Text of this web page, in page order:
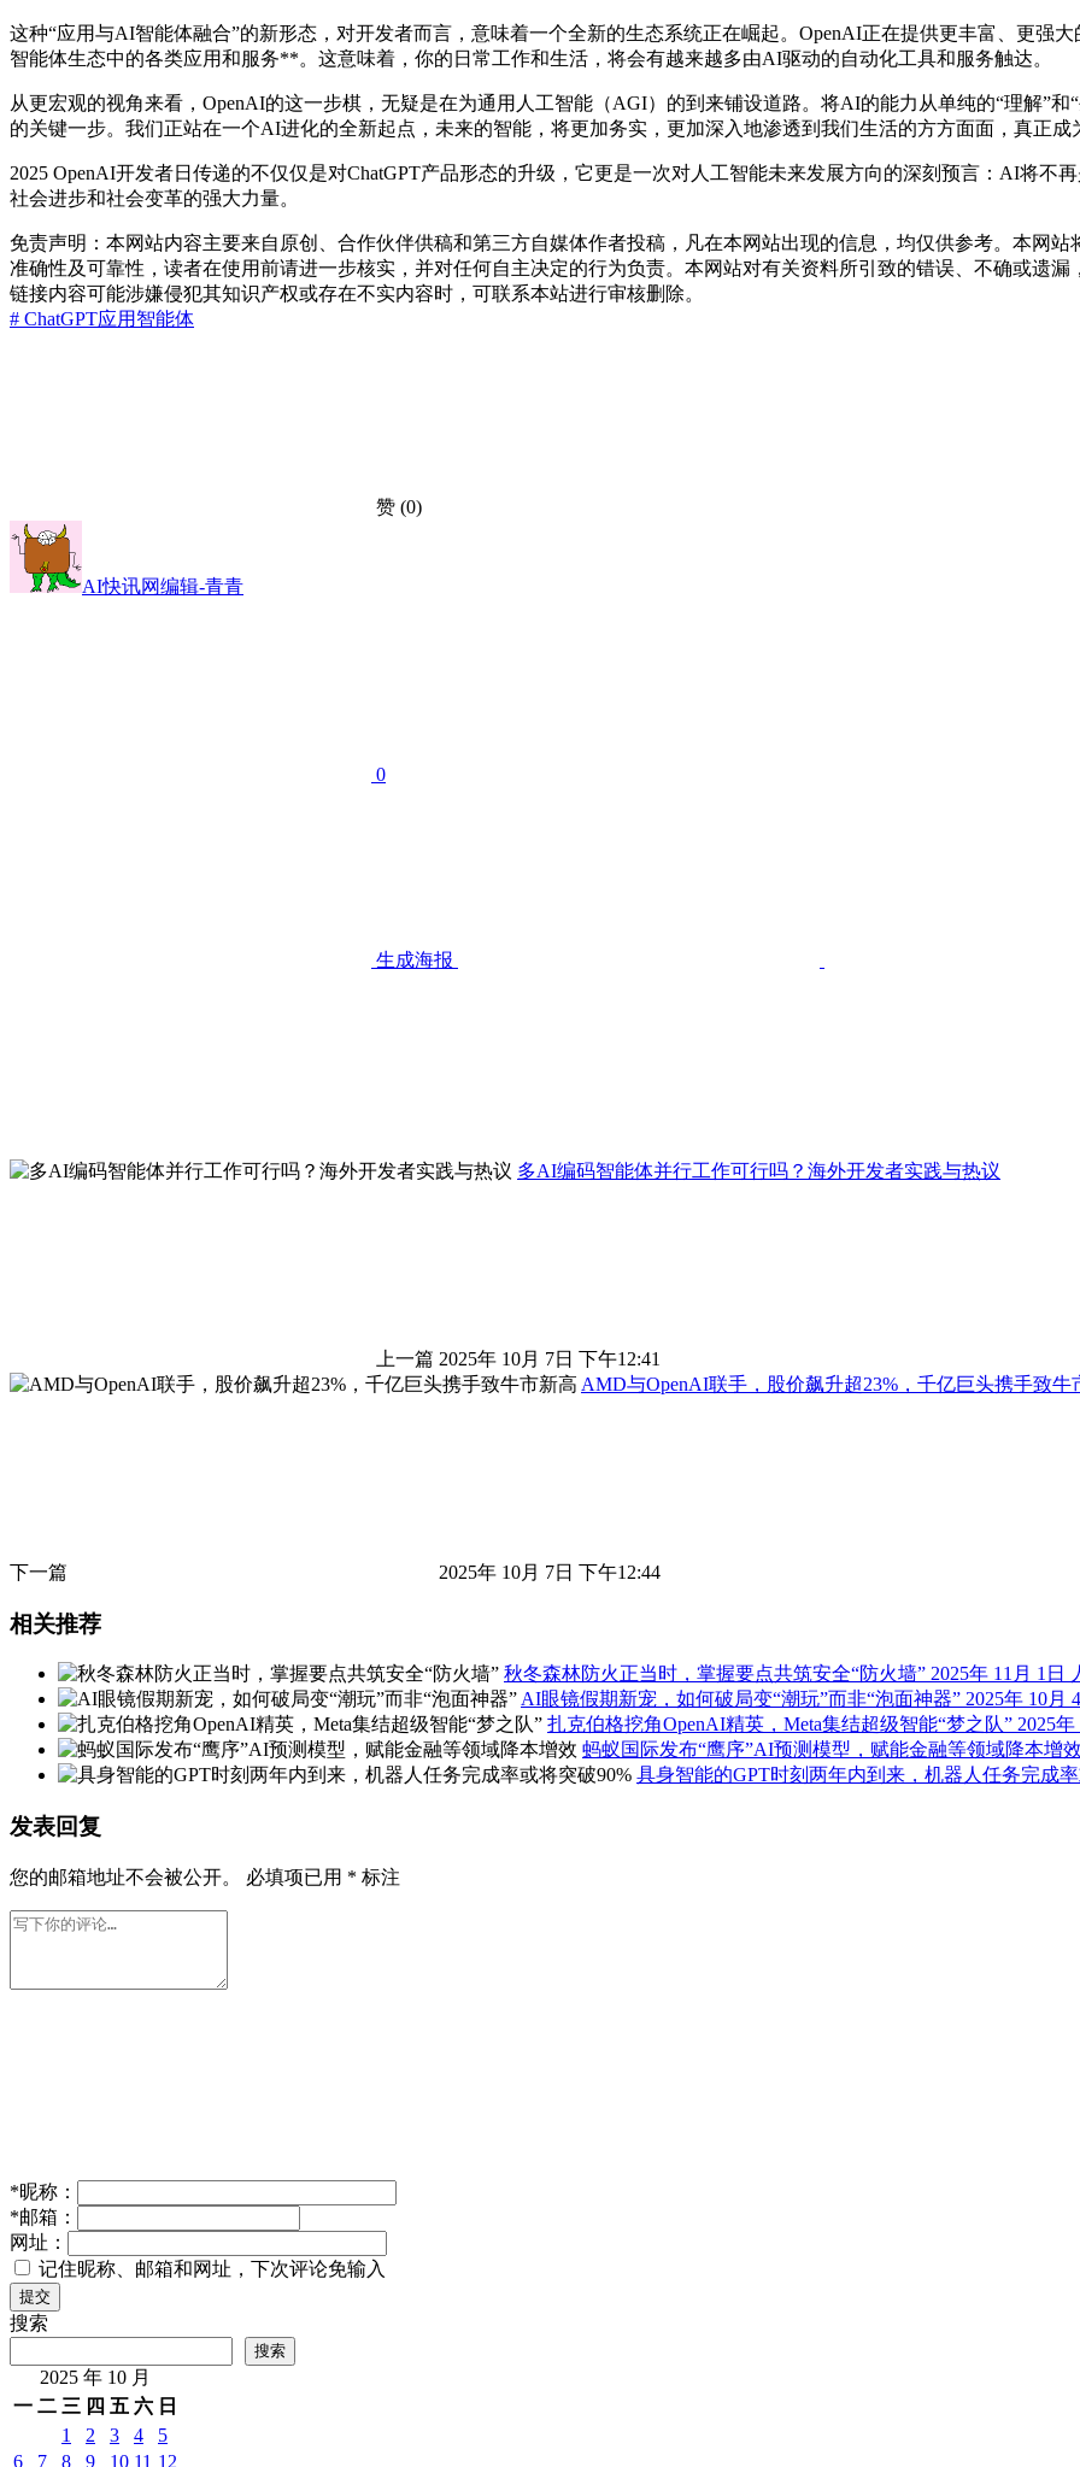
这种“应用与AI智能体融合”的新形态，对开发者而言，意味着一个全新的生态系统正在崛起。OpenAI正在提供更丰富、更强
智能体生态中的各类应用和服务**。这意味着，你的日常工作和生活，将会有越来越多由AI驱动的自动化工具和服务触达。
从更宏观的视角来看，OpenAI的这一步棋，无疑是在为通用人工智能（AGI）的到来铺设道路。将AI的能力从单纯的“理解”和
的关键一步。我们正站在一个AI进化的全新起点，未来的智能，将更加务实，更加深入地渗透到我们生活的方方面面，真正
2025 OpenAI开发者日传递的不仅仅是对ChatGPT产品形态的升级，它更是一次对人工智能未来发展方向的深刻预言：AI将不
社会进步和社会变革的强大力量。
免责声明：本网站内容主要来自原创、合作伙伴供稿和第三方自媒体作者投稿，凡在本网站出现的信息，均仅供参考。本网
准确性及可靠性，读者在使用前请进一步核实，并对任何自主决定的行为负责。本网站对有关资料所引致的错误、不确或遗
链接内容可能涉嫌侵犯其知识产权或存在不实内容时，可联系本站进行审核删除。
# ChatGPT应用 智能体
赞 (0)
AI快讯网编辑-青青
0
生成海报
多AI编码智能体并行工作可行吗？海外开发者实践与热议
上一篇 2025年 10月 7日 下午12:41
AMD与OpenAI联手，股价飙升超23%，千亿巨头携手致牛
下一篇 2025年 10月 7日 下午12:44
相关推荐
秋冬森林防火正当时，掌握要点共筑安全“防火墙” 2025年 11月 1日
AI眼镜假期新宠，如何破局变“潮玩”而非“泡面神器” 2025年 10月
扎克伯格挖角OpenAI精英，Meta集结超级智能“梦之队” 2025
蚂蚁国际发布“鹰序”AI预测模型，赋能金融等领域降本增
具身智能的GPT时刻两年内到来，机器人任务完成
发表回复
您的邮箱地址不会被公开。 必填项已用 * 标注
*昵称：
*邮箱：
网址：
记住昵称、邮箱和网址，下次评论免输入
提交
搜索
搜索
2025 年 10 月
一 二 三 四 五 六 日
1
2 3 4
5
6
7 8 9 10 11 12